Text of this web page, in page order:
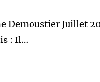
Demoustier Juillet
: Il…